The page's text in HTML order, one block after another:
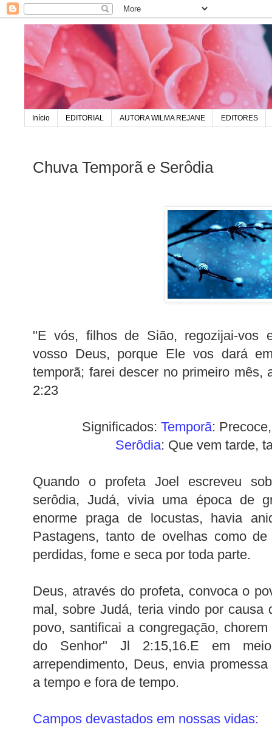
Início EDITORIAL AUTORA WILMA REJANE EDITORES
Chuva Temporã e Serôdia
"E vós, filhos de Sião, regozijai-vos
vosso Deus, porque Ele vos dará
temporã; farei descer no primeiro mês,
2:23
Significados: Temporã:
Serôdia: Que vem tarde,
Quando o profeta Joel escreveu
serôdia, Judá, vivia uma época de
enorme praga de locustas, havia
Pastagens, tanto de ovelhas como
perdidas, fome e seca por toda parte.
Deus, através do profeta, convoca o
mal, sobre Judá, teria vindo por causa
povo, santificai a congregação,
do Senhor" Jl 2:15,16.E em
arrependimento, Deus, envia
a tempo e fora de tempo.
Campos devastados em nossas vidas: